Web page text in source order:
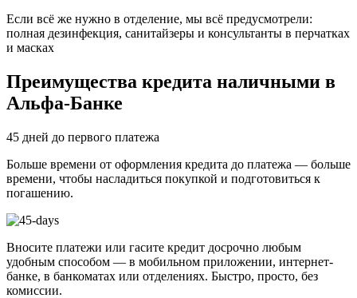
Если всё же нужно в отделение, мы всё предусмотрели:
полная дезинфекция, санитайзеры и консультанты в перчатках
и масках
Преимущества кредита наличными в
Альфа-Банке
45 дней до первого платежа
Больше времени от оформления кредита до платежа — больше
времени, чтобы насладиться покупкой и подготовиться к
погашению.
Вносите платежи или гасите кредит досрочно любым
удобным способом — в мобильном приложении, интернет-
банке, в банкоматах или отделениях. Быстро, просто, без
комиссии.